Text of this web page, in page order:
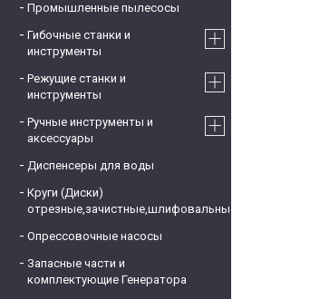
Промышленные пылесосы
Гибочные станки и
инструменты
Режущие станки и
инструменты
Ручные инструменты и
аксессуары
Диспенсеры для воды
Круги (Диски)
отрезные,зачистные,шлифовальные
Опрессовочные насосы
Запасные части и
комплектующие Генератора